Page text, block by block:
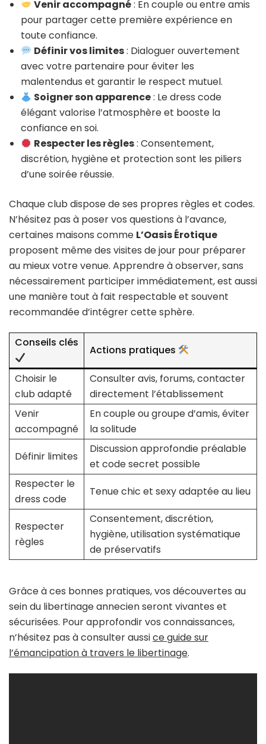
Venir accompagné: En couple ou entre amis
pour partager cette première expérience en
toute confiance.
Définir vos limites: Dialoguer ouvertement
avec votre partenaire pour éviter les
malentendus et garantir le respect mutuel.
Soigner son apparence: Le dress code
élégant valorise l’atmosphère et booste la
confiance en soi.
Respecter les règles: Consentement,
discrétion, hygiène et protection sont les piliers
d’une soirée réussie.
Chaque club dispose de ses propres règles et codes.
N’hésitez pas à poser vos questions à l’avance,
certaines maisons comme L’Oasis Érotique
proposent même des visites de jour pour préparer
au mieux votre venue. Apprendre à observer, sans
nécessairement participer immédiatement, est aussi
une manière tout à fait respectable et souvent
recommandée d’intégrer cette sphère.
Conseils clés
Actions pratiques
Choisir le
club adapté
Consulter avis, forums, contacter
directement l’établissement
Venir
accompagné
En couple ou groupe d’amis, éviter
la solitude
Définir limites
Discussion approfondie préalable
et code secret possible
Respecter le
dress code
Tenue chic et sexy adaptée au lieu
Respecter
règles
Consentement, discrétion,
hygiène, utilisation systématique
de préservatifs
Grâce à ces bonnes pratiques, vos découvertes au
sein du libertinage annecien seront vivantes et
sécurisées. Pour approfondir vos connaissances,
n’hésitez pas à consulter aussice guide sur
l’émancipation à travers le libertinage.